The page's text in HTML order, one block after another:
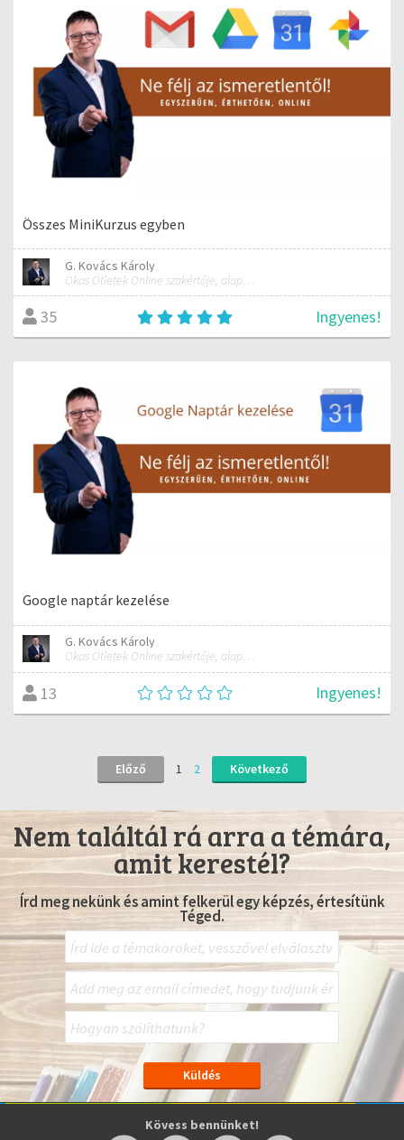
Összes MiniKurzus egyben
G. Kovács Károly
Okos Ötletek Online szakértője, alapítója
35 Ingyenes!
Google naptár kezelése
G. Kovács Károly
Okos Ötletek Online szakértője, alapítója
13 Ingyenes!
Előző 1 2 Következő
Nem találtál rá arra a témára,
amit kerestél?
Írd meg nekünk és amint felkerül egy képzés, értesítünk
Téged.
Kövess bennünket!